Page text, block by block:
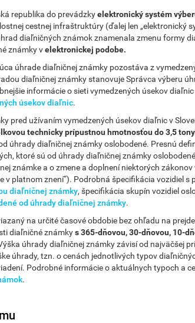
republika do prevádzkyelektronický systém
cestnej infraštruktúry (ďalej len „elektronický
diaľničných známok znamenala zmenu formy
známky velektronickej podobe.
úhrade diaľničnej známky pozostáva z
diaľničnej známky stanovuje Správca výberu
informácie o sieti vymedzených úsekov
úsekov diaľnic.
pred užívaním vymedzených úsekov diaľnic v
technicky prípustnou hmotnosťou do 3,5
úhrady diaľničnej známky oslobodené. Presnú
ktoré sú od úhrady diaľničnej známky
známke a o zmene a doplnení niektorých
v platnom znení“). Podrobná špecifikácia vozidiel
diaľničnej známky, špecifikácia skupín vozidiel
od úhrady diaľničnej známky.
na určité časové obdobie bez ohľadu na
diaľničné známkys 365-dňovou, 30-dňovou, 10-
úhrady diaľničnej známky závisí od najväčšej
úhrady, tzn. o cenách jednotlivých typov
Podrobné informácie o aktuálnych typoch a
.